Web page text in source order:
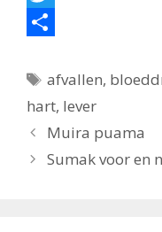
a
e
b
o
o
T
i
t
t
e
e
l
e
n
Tags
afvallen,
hart, lever
Muira puama
Sumak voor en